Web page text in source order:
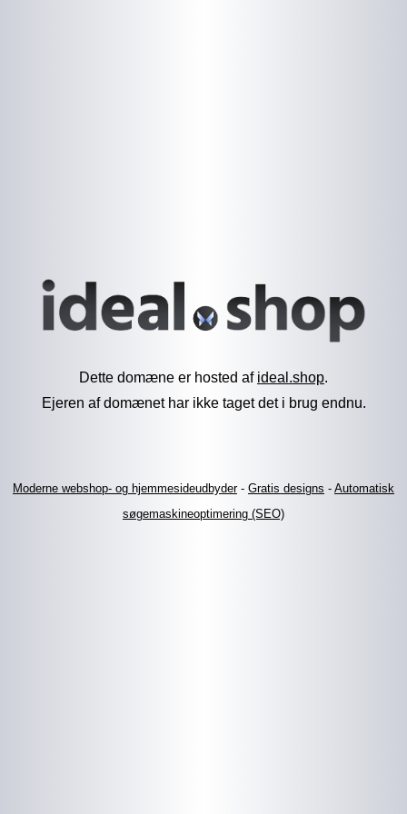
Dette domæne er hosted af ideal.shop.
Ejeren af domænet har ikke taget det i brug endnu.
Moderne webshop- og hjemmesideudbyder- Gratis designs - Automatisk
søgemaskineoptimering (SEO)